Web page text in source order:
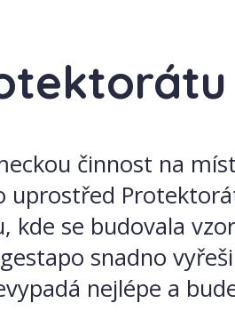
činnost na
uprostřed
se budovala
snadno
nejlépe a